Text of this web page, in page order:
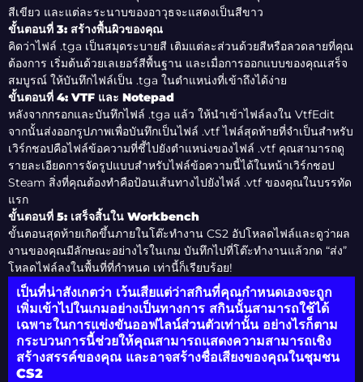
สีเขียว และแต่ละระนาบของอาวุธจะแสดงเป็นสีขาว
ขั้นตอนที่ 3: สร้างพื้นผิวของคุณ
คิดว่าไฟล์ .tga เป็นสมุดระบายสี เติมแต่ละส่วนด้วยสีหรือลวดลายที่คุณ
ต้องการ เริ่มต้นด้วยเลเยอร์สีพื้นฐาน และเมื่อการออกแบบของคุณเสร็จ
สมบูรณ์ ให้บันทึกไฟล์เป็น .tga ในตำแหน่งที่เข้าถึงได้ง่าย
ขั้นตอนที่ 4: VTF และ Notepad
หลังจากกรอกและบันทึกไฟล์ .tga แล้ว ให้นำเข้าไฟล์ลงใน VtfEdit
จากนั้นส่งออกรูปภาพเพื่อบันทึกเป็นไฟล์ .vtf ไฟล์สุดท้ายที่จำเป็นสำหรับ
เวิร์กชอปคือไฟล์ข้อความที่ชี้ไปยังตำแหน่งของไฟล์ .vtf คุณสามารถดู
รายละเอียดการจัดรูปแบบสำหรับไฟล์ข้อความนี้ได้ในหน้าเวิร์กชอป
Steam สิ่งที่คุณต้องทำคือป้อนเส้นทางไปยังไฟล์ .vtf ของคุณในบรรทัด
แรก
ขั้นตอนที่ 5: เสร็จสิ้นใน Workbench
ขั้นตอนสุดท้ายเกิดขึ้นภายในโต๊ะทำงาน CS2 อัปโหลดไฟล์และดูว่าผล
งานของคุณมีลักษณะอย่างไรในเกม บันทึกไปที่โต๊ะทำงานแล้วกด “ส่ง”
โหลดไฟล์ลงในพื้นที่ที่กำหนด เท่านี้ก็เรียบร้อย!
เป็นที่น่าสังเกตว่า เว้นเสียแต่ว่าสกินที่คุณกำหนดเองจะถูก
เพิ่มเข้าไปในเกมอย่างเป็นทางการ สกินนั้นสามารถใช้ได้
เฉพาะในการแข่งขันออฟไลน์ส่วนตัวเท่านั้น อย่างไรก็ตาม
กระบวนการนี้ช่วยให้คุณสามารถแสดงความสามารถเชิง
สร้างสรรค์ของคุณ และอาจสร้างชื่อเสียงของคุณในชุมชน
CS2